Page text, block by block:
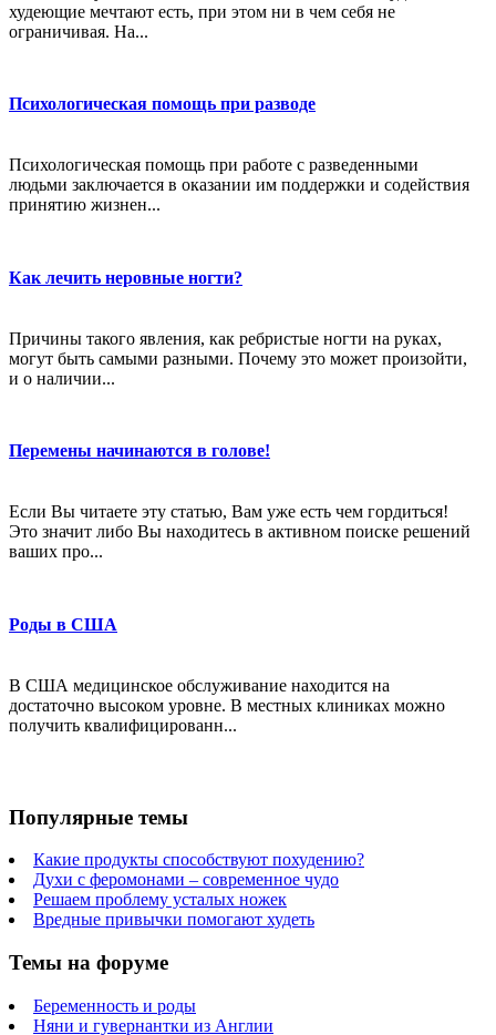
худеющие мечтают есть, при этом ни в чем себя не
ограничивая. На...
Психологическая помощь при разводе
Психологическая помощь при работе с разведенными
людьми заключается в оказании им поддержки и содействия
принятию жизнен...
Как лечить неровные ногти?
Причины такого явления, как ребристые ногти на руках,
могут быть самыми разными. Почему это может произойти,
и о наличии...
Перемены начинаются в голове!
Если Вы читаете эту статью, Вам уже есть чем гордиться!
Это значит либо Вы находитесь в активном поиске решений
ваших про...
Роды в США
В США медицинское обслуживание находится на
достаточно высоком уровне. В местных клиниках можно
получить квалифицированн...
Популярные темы
Какие продукты способствуют похудению?
Духи с феромонами – современное чудо
Решаем проблему усталых ножек
Вредные привычки помогают худеть
Темы на форуме
Беременность и роды
Няни и гувернантки из Англии